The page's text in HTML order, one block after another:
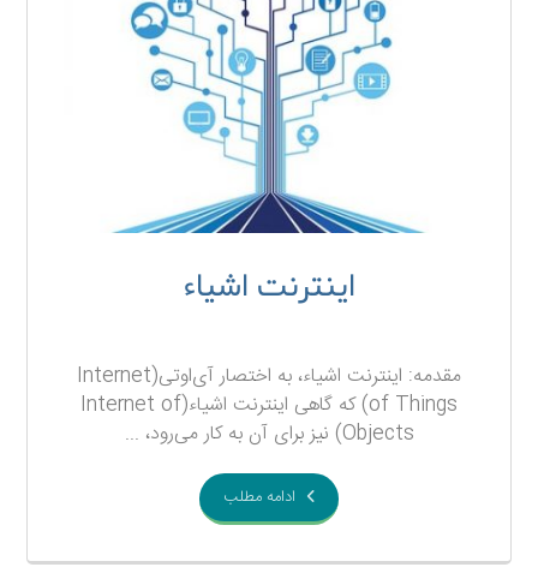
اینترنت اشیاء
مقدمه: اینترنت اشیاء، به اختصار آی‌اوتی(Internet
of Things) که گاهی اینترنت اشیاء(Internet of
Objects) نیز برای آن به کار می‌رود، ...
ادامه مطلب